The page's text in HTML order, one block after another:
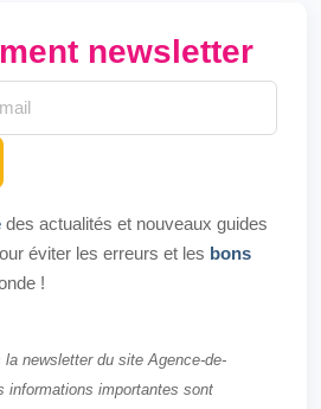
newsletter
des actualités et nouveaux guides
éviter les erreurs et les bons
!
newsletter du site Agence-de-
informations importantes sont